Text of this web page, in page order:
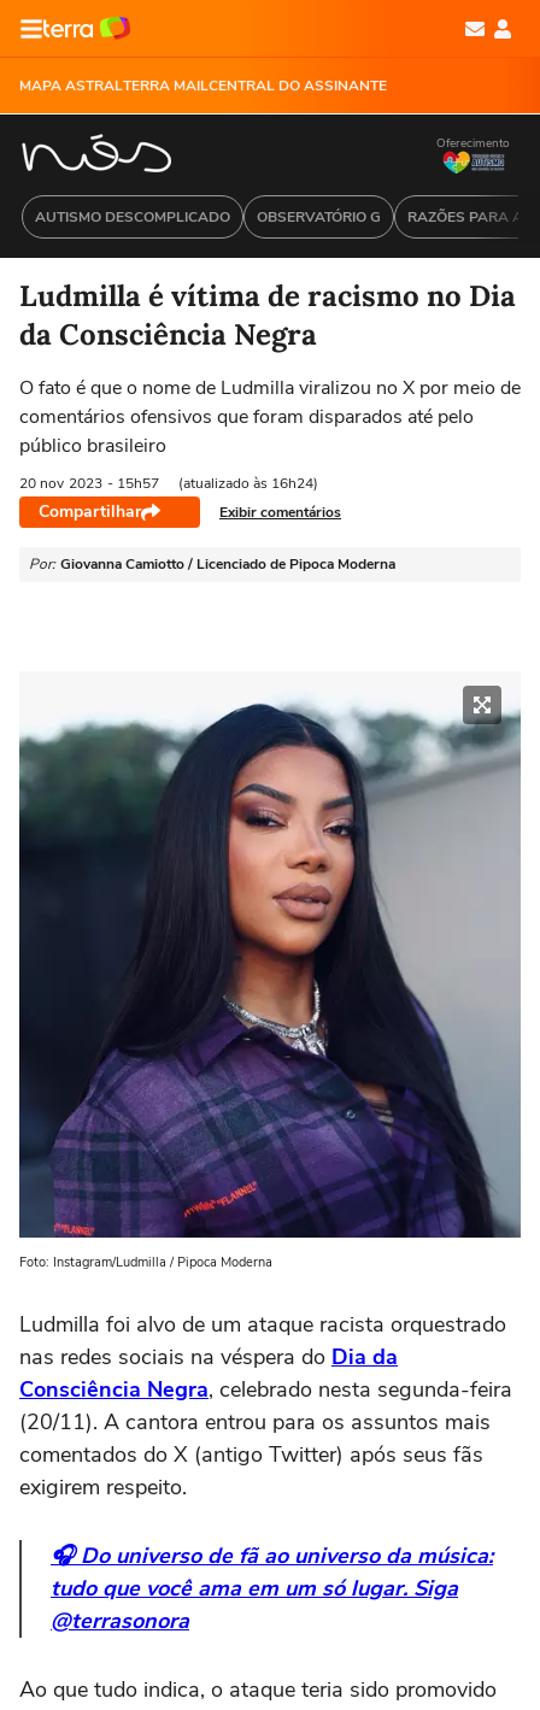
MAPA ASTRALTERRA MAILCENTRAL DO ASSINANTE
AUTISMO DESCOMPLICADO OBSERVATÓRIO G RAZÕES PARA
Oferecimento
Ludmilla é vítima de racismo no Dia
da Consciência Negra
O fato é que o nome de Ludmilla viralizou no X por meio de
comentários ofensivos que foram disparados até pelo
público brasileiro
20 nov 2023 - 15h57 (atualizado às 16h24)
Compartilhar Exibir comentários
Por: Giovanna Camiotto / Licenciado de Pipoca Moderna
Foto: Instagram/Ludmilla / Pipoca Moderna
Ludmilla foi alvo de um ataque racista orquestrado
nas redes sociais na véspera do Dia da
Consciência Negra, celebrado nesta segunda-feira
(20/11). A cantora entrou para os assuntos mais
comentados do X (antigo Twitter) após seus fãs
exigirem respeito.
🎧 Do universo de fã ao universo da música:
tudo que você ama em um só lugar. Siga
@terrasonora
Ao que tudo indica, o ataque teria sido promovido